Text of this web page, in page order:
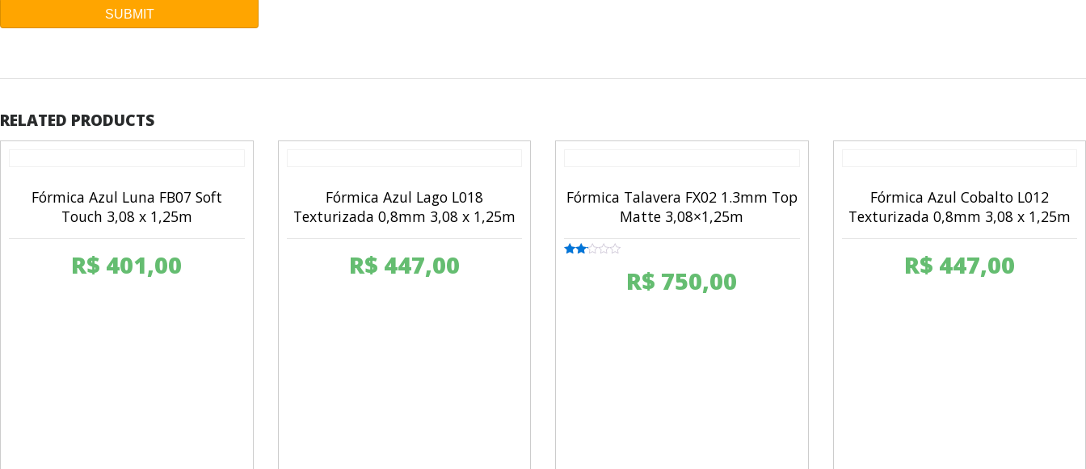
RELATED PRODUCTS
Fórmica Azul Luna FB07 Soft
Touch 3,08 x 1,25m
R$ 401,00
Fórmica Azul Lago L018
Texturizada 0,8mm 3,08 x 1,25m
R$ 447,00
Fórmica Talavera FX02 1.3mm Top
Matte 3,08×1,25m
R$ 750,00
Fórmica Azul Cobalto L012
Texturizada 0,8mm 3,08 x 1,25m
R$ 447,00